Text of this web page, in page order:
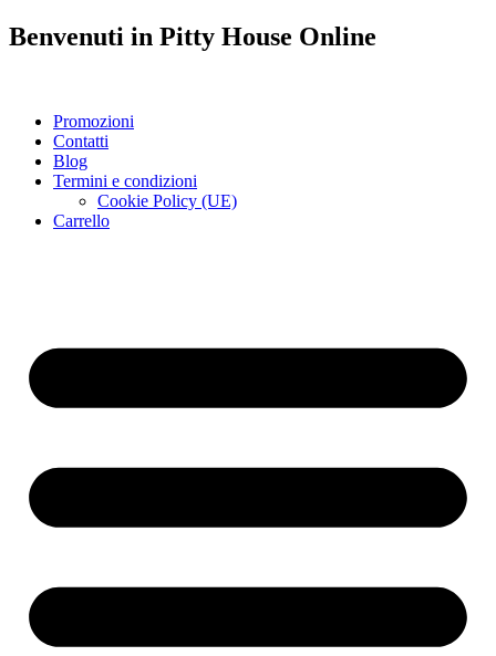
Benvenuti in Pitty House Online
Promozioni
Contatti
Blog
Termini e condizioni
Cookie Policy (UE)
Carrello